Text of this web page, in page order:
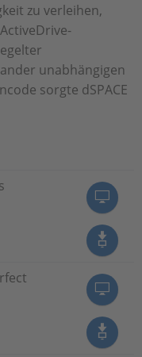
zu verleihen,
unabhängigen
sorgte dSPACE